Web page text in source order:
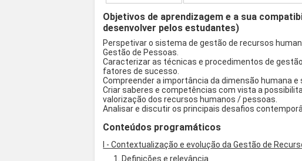
Objetivos de aprendizagem e a sua
desenvolver pelos estudantes)
Perspetivar o sistema de gestão de recursos
Gestão de Pessoas.
Caracterizar as técnicas e procedimentos de
fatores de sucesso.
Compreender a importância da dimensão humana
Criarsaberes e competências com vista a
valorização dos recursos humanos / pessoas.
Analisar e discutir os principais desafios
Conteúdos programáticos
I - Contextualização e evolução da Gestão de
1. Definições e relevância